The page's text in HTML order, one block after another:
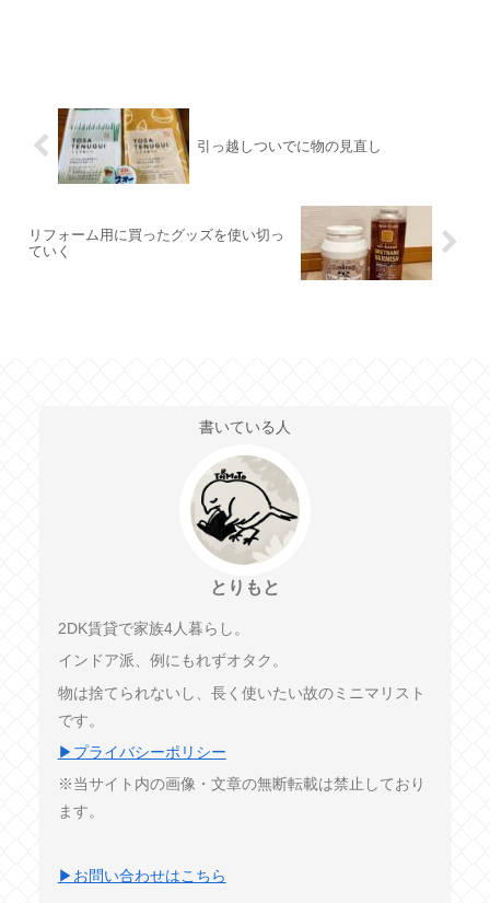
引っ越しついでに物の見直し
リフォーム用に買ったグッズを使い切っ
ていく
書いている人
とりもと
2DK賃貸で家族4人暮らし。
インドア派、例にもれずオタク。
物は捨てられないし、長く使いたい故のミニマリスト
です。
▶プライバシーポリシー
※当サイト内の画像・文章の無断転載は禁止しており
ます。
▶お問い合わせはこちら